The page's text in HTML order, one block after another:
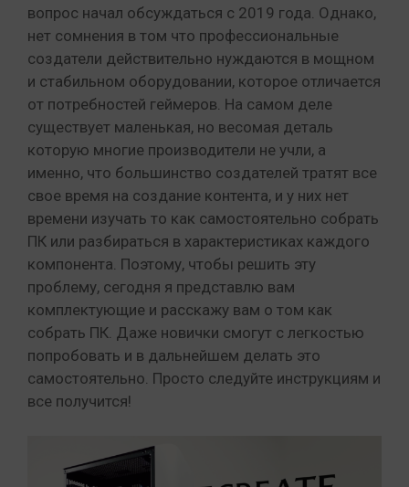
вопрос начал обсуждаться с 2019 года. Однако,
нет сомнения в том что профессиональные
создатели действительно нуждаются в мощном
и стабильном оборудовании, которое отличается
от потребностей геймеров. На самом деле
существует маленькая, но весомая деталь
которую многие производители не учли, а
именно, что большинство создателей тратят все
свое время на создание контента, и у них нет
времени изучать то как самостоятельно собрать
ПК или разбираться в характеристиках каждого
компонента. Поэтому, чтобы решить эту
проблему, сегодня я представлю вам
комплектующие и расскажу вам о том как
собрать ПК. Даже новички смогут с легкостью
попробовать и в дальнейшем делать это
самостоятельно. Просто следуйте инструкциям и
все получится!